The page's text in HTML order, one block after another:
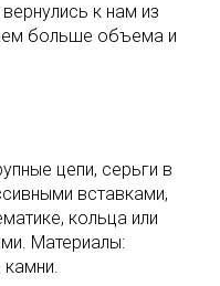
к нам из
больше объема и
цепи, серьги в
вставками,
кольца или
Материалы:
камни.